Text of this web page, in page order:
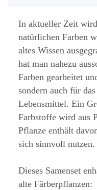
In aktueller Zeit
natürlichen Farben
altes Wissen
hat man nahezu
Farben gearbeitet
sondern auch für
Lebensmittel. Ein
Farbstoffe wird aus
Pflanze enthält
sich sinnvoll nutzen.
Dieses Samenset
alte Färberpflanzen: